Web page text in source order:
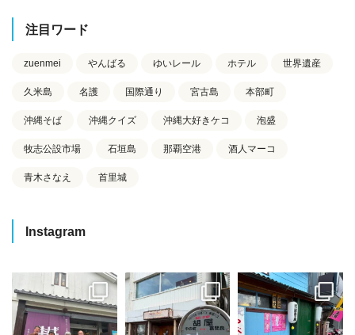
注目ワード
zuenmei やんばる ゆいレール ホテル 世界遺産
久米島 名護 国際通り 宮古島 本部町
沖縄そば 沖縄クイズ 沖縄大好きケコ 泡盛
牧志公設市場 石垣島 那覇空港 酒人マーコ
青木さなえ 首里城
Instagram